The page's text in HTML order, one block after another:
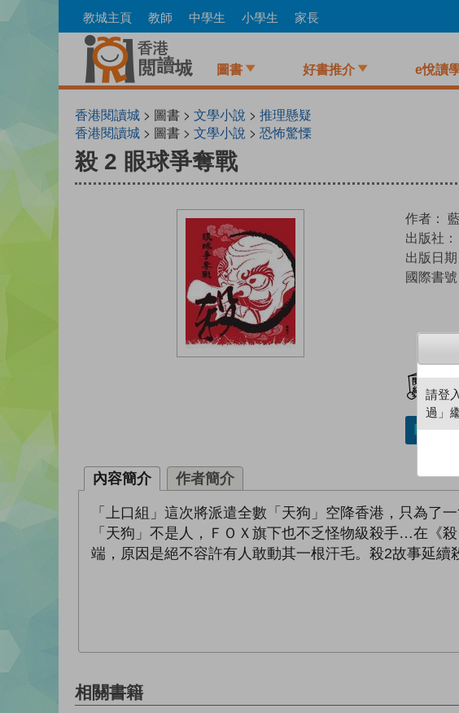
to
教城主頁 教師 中學生 小學生 家長
圖書 好書推介 e悅讀
香港閱讀城 > 圖書 > 文學小說 > 推理懸疑
香港閱讀城 > 圖書 > 文學小說 > 恐怖驚慄
殺 2 眼球爭奪戰
作者：
出版社：
出版日期
國際書號
加
內容簡介 作者簡介
「上口組」這次將派遣全數「天狗」空降香港，只為了
「天狗」不是人，ＦＯＸ旗下也不乏怪物級殺手…在《
端，原因是絕不容許有人敢動其一根汗毛。殺2故事延續
相關書籍
請登
過」